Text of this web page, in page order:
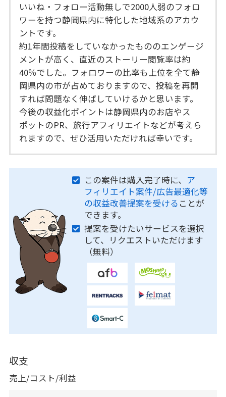
いいね・フォロー活動無しで2000人弱のフォロ
ワーを持つ静岡県内に特化した地域系のアカウ
ントです。
約1年間投稿をしていなかったもののエンゲージ
メントが高く、直近のストーリー閲覧率は約
40％でした。フォロワーの比率も上位を全て静
岡県内の市が占めておりますので、投稿を再開
すれば問題なく伸ばしていけるかと思います。
今後の収益化ポイントは静岡県内のお店やス
ポットのPR、旅行アフィリエイトなどが考えら
れますので、ぜひ活用いただければ幸いです。
この案件は購入完了時に、 ア
フィリエイト案件/広告最適化等
の収益改善提案を受ける ことが
できます。
提案を受けたいサービスを選択
して、リクエストいただけます
（無料）
収支
売上/コスト/利益